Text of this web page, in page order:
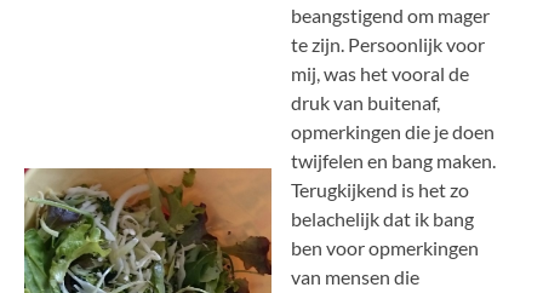
beangstigend om mager
te zijn. Persoonlijk voor
mij, was het vooral de
druk van buitenaf,
opmerkingen die je doen
twijfelen en bang maken.
Terugkijkend is het zo
belachelijk dat ik bang
ben voor opmerkingen
van mensen die